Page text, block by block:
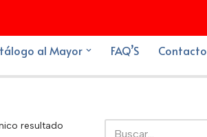
al Mayor FAQ’S Contacto
resultado